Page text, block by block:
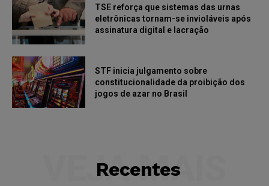
TSE reforça que sistemas das urnas
eletrônicas tornam-se invioláveis após
assinatura digital e lacração
STF inicia julgamento sobre
constitucionalidade da proibição dos
jogos de azar no Brasil
Recentes
VEJA MAIS